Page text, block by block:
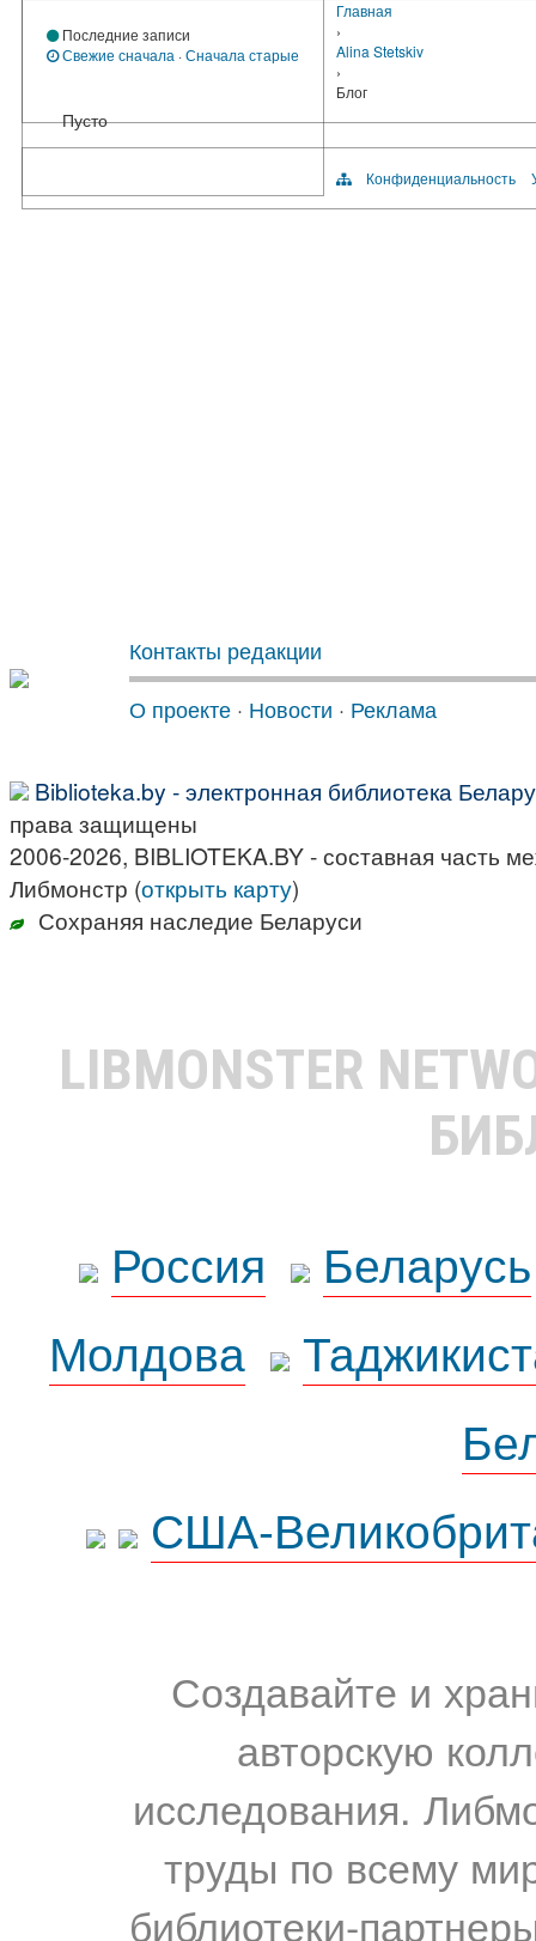
Последние записи
Свежие сначала ·Сначала старые
Пусто
Главная
›
Alina Stetskiv
›
Блог
Конфиденциальность
Контакты редакции
О проекте · Новости · Реклама
Biblioteka.by - электронная библиотека
права защищены
2006-2026, BIBLIOTEKA.BY - составная часть
Либмонстр (открыть карту)
Сохраняя наследие Беларуси
LIBMONSTER
Россия
Беларусь
Молдова
США-
Создавайте и
авторскую
исследования.
труды по всему
библиотеки-